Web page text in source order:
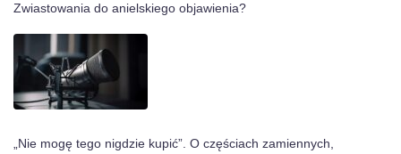
Zwiastowania do anielskiego objawienia?
„Nie mogę tego nigdzie kupić”. O częściach zamiennych,